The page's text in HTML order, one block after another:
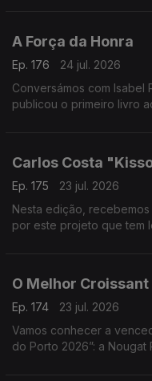
A Força da Honra
Ep. 176
24 jul. 2026
Conversámos com Isabel
publicou o primeiro livro
Carlos Costa
Ep. 175
23 jul. 2026
Nesta edição,
por este projeto que tem
O Melhor
Ep. 174
23 jul. 2026
Vamos conhecer a
do Porto 2026”: a